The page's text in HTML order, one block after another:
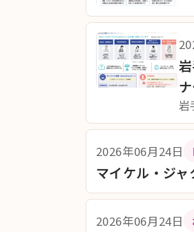
岩
2026年06月24日
マイケル・ジャ
2026年06月24日